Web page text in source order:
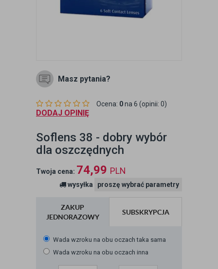
Masz pytania?
Ocena: 0na 6 (opinii: 0)
DODAJ OPINIĘ
Soflens 38 - dobry wybór
dla oszczędnych
Twoja cena: 74,99 PLN
wysyłka proszę wybrać parametry
ZAKUP
JEDNORAZOWY
SUBSKRYPCJA
Wada wzroku na obu oczach taka sama
Wada wzroku na obu oczach inna